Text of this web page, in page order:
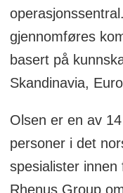
gjennomføres
basert på
Skandinavia,
Olsen er en av
personer i det
spesialister
Rhenus Group